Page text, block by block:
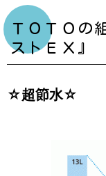
ＴＯＴＯの
ストＥＸ』
☆超節水☆